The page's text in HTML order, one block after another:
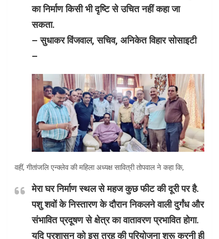
का निर्माण किसी भी दृष्टि से उचित नहीं कहा जा
सकता.
– सुधाकर विंजवाल, सचिव, अनिकेत विहार सोसाइटी
–
वहीं, गीतांजलि एन्क्लेव की महिला अध्यक्ष सावित्री तोपवाल ने कहा कि,
मेरा घर निर्माण स्थल से महज कुछ फीट की दूरी पर है.
पशु शवों के निस्तारण के दौरान निकलने वाली दुर्गंध और
संभावित प्रदूषण से क्षेत्र का वातावरण प्रभावित होगा.
यदि प्रशासन को इस तरह की परियोजना शुरू करनी ही